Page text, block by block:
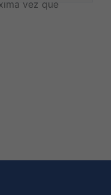
vez que